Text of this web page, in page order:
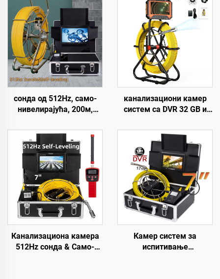
сонда од 512Hz, само-
нивелирајућа, 200м,
канализационе камере,
9 инчни екран,
водонепропусна камера
за видео инспекцију
цеви, цена фабрике
канализациони камер
систем са DVR 32 GB и
IP68 цевни камер систем
са батеријом од 10200
mAh, 23 мм HD сочивом,
дренажни камер систем
са 5 инча монитором,
дужина кабла по избор:
10/20/30/40/50 метара
Канализациона камера
512Hz сонда & Само-
Камер систем за
испитивање